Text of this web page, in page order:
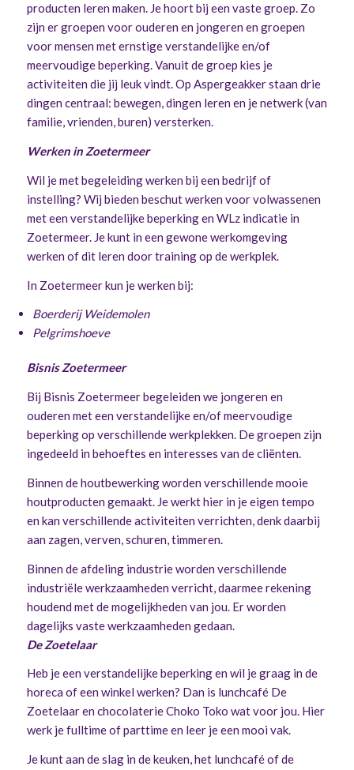
producten leren maken. Je hoort bij een vaste groep. Zo
zijn er groepen voor ouderen en jongeren en groepen
voor mensen met ernstige verstandelijke en/of
meervoudige beperking. Vanuit de groep kies je
activiteiten die jij leuk vindt. Op Aspergeakker staan drie
dingen centraal: bewegen, dingen leren en je netwerk (van
familie, vrienden, buren) versterken.
Werken in Zoetermeer
Wil je met begeleiding werken bij een bedrijf of
instelling? Wij bieden beschut werken voor volwassenen
met een verstandelijke beperking en WLz indicatie in
Zoetermeer. Je kunt in een gewone werkomgeving
werken of dit leren door training op de werkplek.
In Zoetermeer kun je werken bij:
Boerderij Weidemolen
Pelgrimshoeve
Bisnis Zoetermeer
Bij Bisnis Zoetermeer begeleiden we jongeren en
ouderen met een verstandelijke en/of meervoudige
beperking op verschillende werkplekken. De groepen zijn
ingedeeld in behoeftes en interesses van de cliënten.
Binnen de houtbewerking worden verschillende mooie
houtproducten gemaakt. Je werkt hier in je eigen tempo
en kan verschillende activiteiten verrichten, denk daarbij
aan zagen, verven, schuren, timmeren.
Binnen de afdeling industrie worden verschillende
industriële werkzaamheden verricht, daarmee rekening
houdend met de mogelijkheden van jou. Er worden
dagelijks vaste werkzaamheden gedaan.
De Zoetelaar
Heb je een verstandelijke beperking en wil je graag in de
horeca of een winkel werken? Dan is lunchcafé De
Zoetelaar en chocolaterie Choko Toko wat voor jou. Hier
werk je fulltime of parttime en leer je een mooi vak.
Je kunt aan de slag in de keuken, het lunchcafé of de